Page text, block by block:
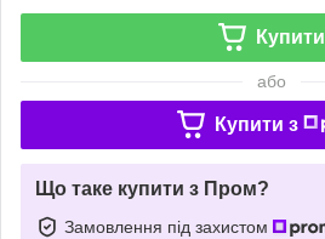
Купити
або
Купити з
Що таке купити з Пром?
Замовлення під захистом